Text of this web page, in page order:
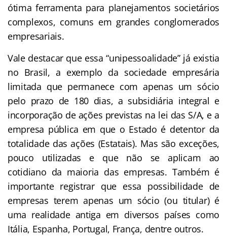
ótima ferramenta para planejamentos societários
complexos, comuns em grandes conglomerados
empresariais.
Vale destacar que essa “unipessoalidade” já existia
no Brasil, a exemplo da sociedade empresária
limitada que permanece com apenas um sócio
pelo prazo de 180 dias, a subsidiária integral e
incorporação de ações previstas na lei das S/A, e a
empresa pública em que o Estado é detentor da
totalidade das ações (Estatais). Mas são exceções,
pouco utilizadas e que não se aplicam ao
cotidiano da maioria das empresas. Também é
importante registrar que essa possibilidade de
empresas terem apenas um sócio (ou titular) é
uma realidade antiga em diversos países como
Itália, Espanha, Portugal, França, dentre outros.